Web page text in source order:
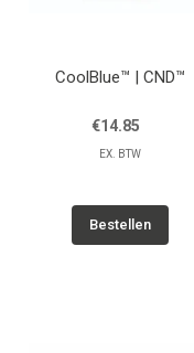
CoolBlue™ | CND™
€14.85
EX. BTW
Bestellen